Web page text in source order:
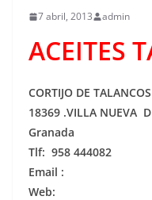
7 abril, 2013 admin
ACEITES
CORTIJO DE TALANCOS
18369 .VILLA NUEVA
Granada
Tlf: 958 444082
Email :
Web: